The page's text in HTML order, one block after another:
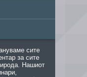
сите
за сите
Нашиот